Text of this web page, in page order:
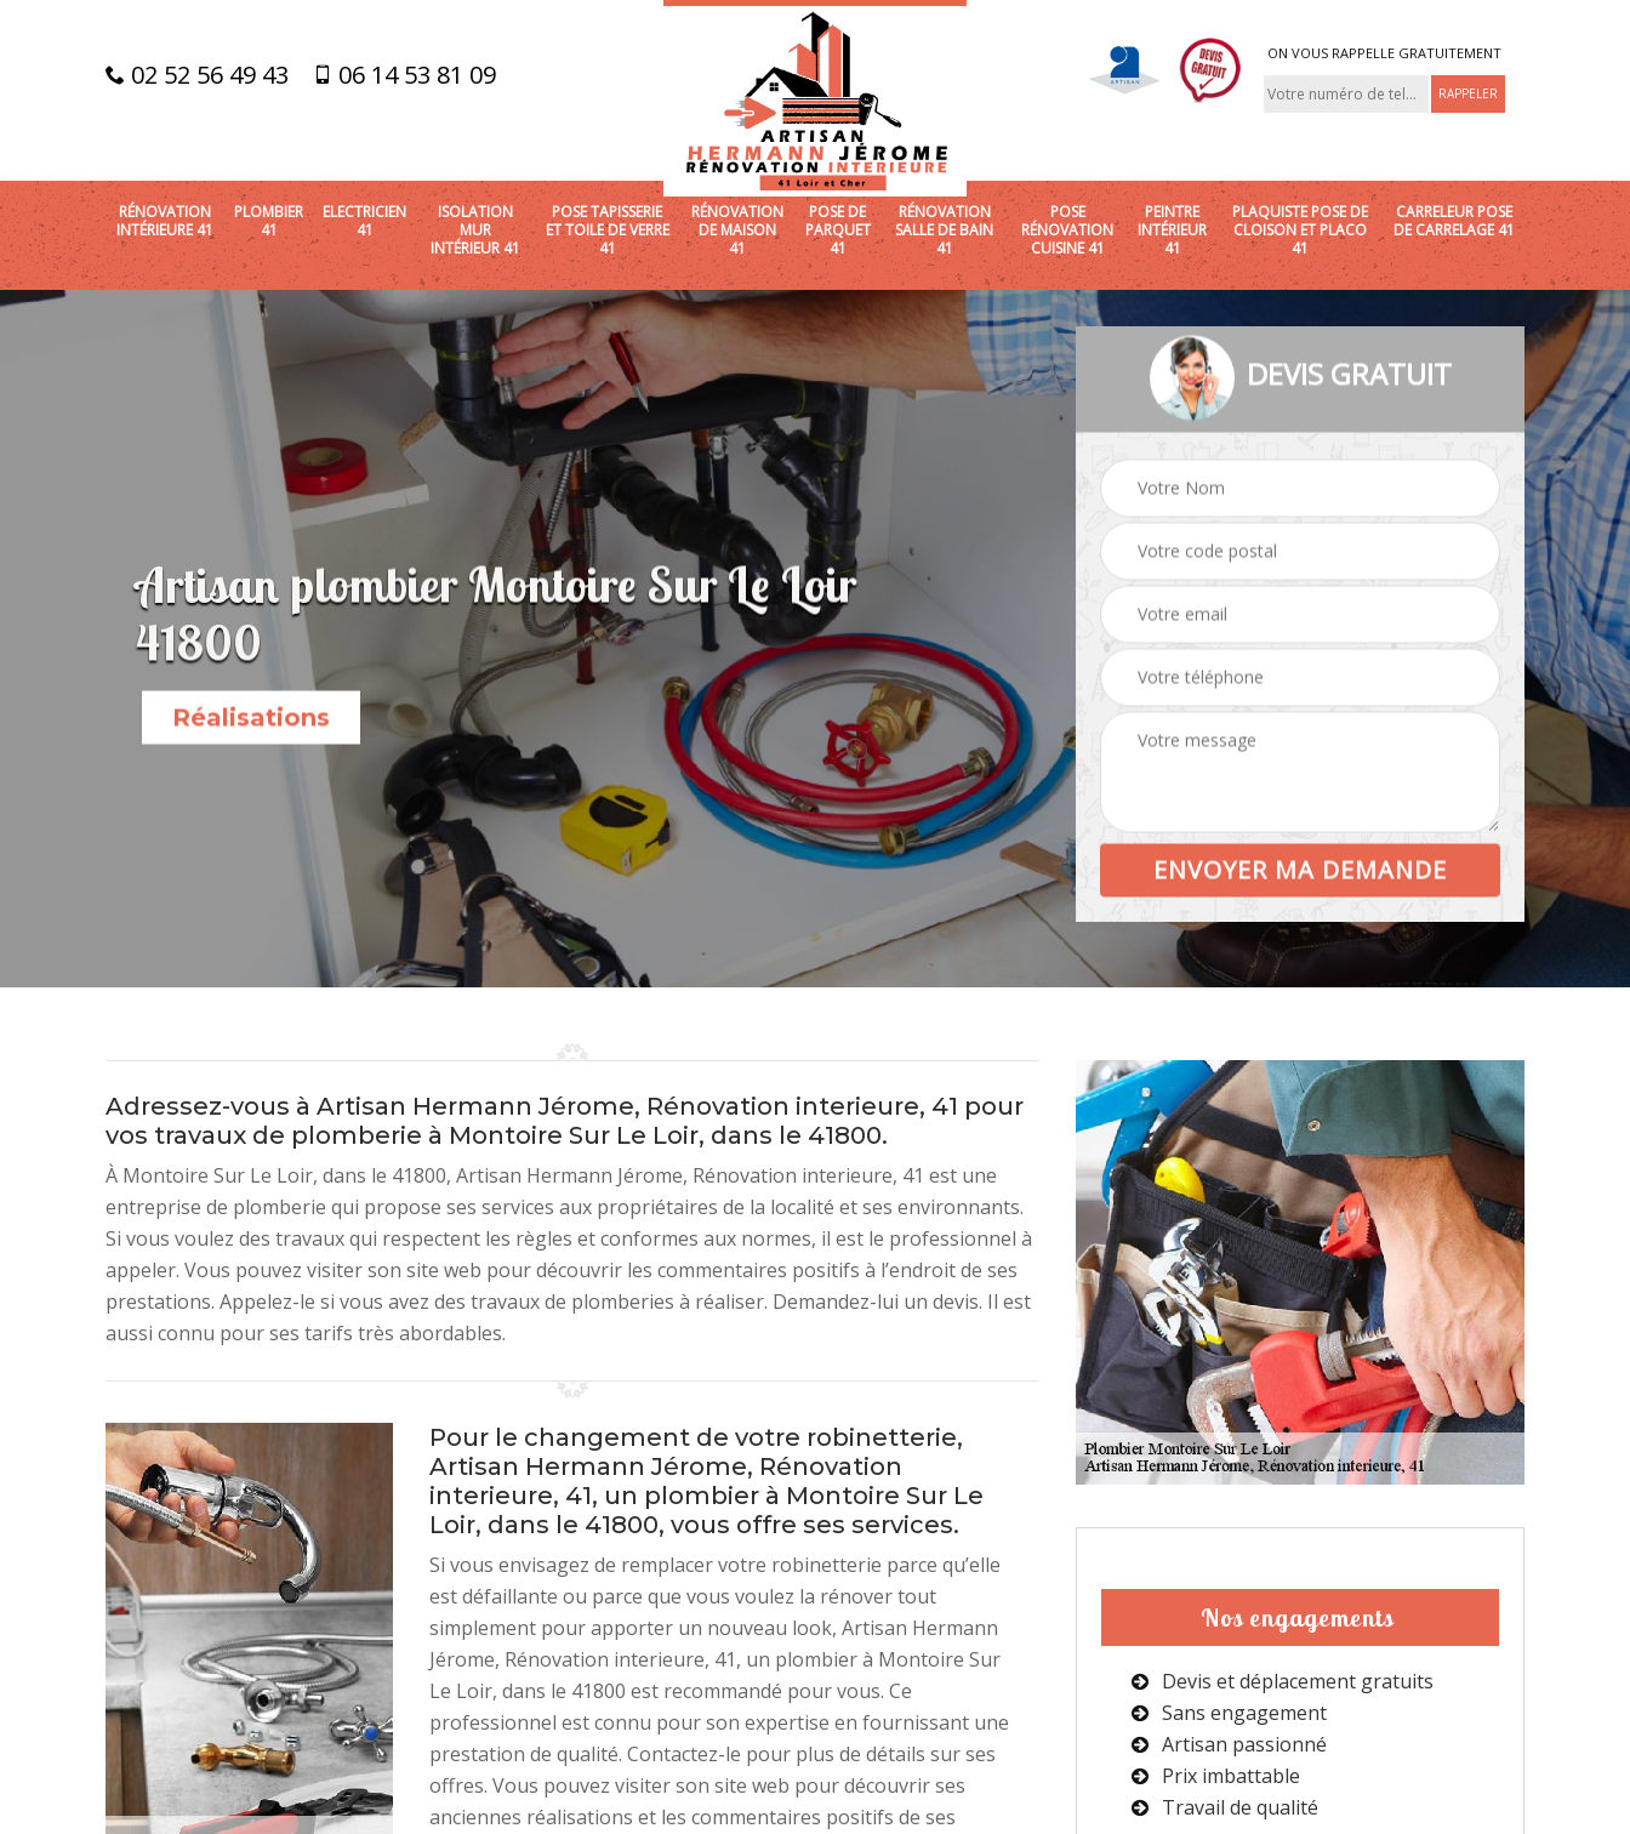
02 52 56 49 43 06 14 53 81 09
ON VOUS RAPPELLE GRATUITEMENT
RÉNOVATION
INTÉRIEURE 41
PLOMBIER
41
ELECTRICIEN
41
ISOLATION
MUR
INTÉRIEUR 41
POSE TAPISSERIE
ET TOILE DE VERRE
41
RÉNOVATION
DE MAISON
41
POSE DE
PARQUET
41
RÉNOVATION
SALLE DE BAIN
41
POSE
RÉNOVATION
CUISINE 41
PEINTRE
INTÉRIEUR
41
PLAQUISTE POSE DE
CLOISON ET PLACO
41
CARRELEUR POSE
DE CARRELAGE 41
Artisan plombier Montoire Sur Le Loir
41800
Réalisations
DEVIS GRATUIT
Adressez-vous à Artisan Hermann Jérome, Rénovation interieure, 41 pour
vos travaux de plomberie à Montoire Sur Le Loir, dans le 41800.
À Montoire Sur Le Loir, dans le 41800, Artisan Hermann Jérome, Rénovation interieure, 41 est une
entreprise de plomberie qui propose ses services aux propriétaires de la localité et ses environnants.
Si vous voulez des travaux qui respectent les règles et conformes aux normes, il est le professionnel à
appeler. Vous pouvez visiter son site web pour découvrir les commentaires positifs à l’endroit de ses
prestations. Appelez-le si vous avez des travaux de plomberies à réaliser. Demandez-lui un devis. Il est
aussi connu pour ses tarifs très abordables.
Pour le changement de votre robinetterie,
Artisan Hermann Jérome, Rénovation
interieure, 41, un plombier à Montoire Sur Le
Loir, dans le 41800, vous offre ses services.
Si vous envisagez de remplacer votre robinetterie parce qu’elle
est défaillante ou parce que vous voulez la rénover tout
simplement pour apporter un nouveau look, Artisan Hermann
Jérome, Rénovation interieure, 41, un plombier à Montoire Sur
Le Loir, dans le 41800 est recommandé pour vous. Ce
professionnel est connu pour son expertise en fournissant une
prestation de qualité. Contactez-le pour plus de détails sur ses
offres. Vous pouvez visiter son site web pour découvrir ses
anciennes réalisations et les commentaires positifs de ses
Nos engagements
Devis et déplacement gratuits
Sans engagement
Artisan passionné
Prix imbattable
Travail de qualité